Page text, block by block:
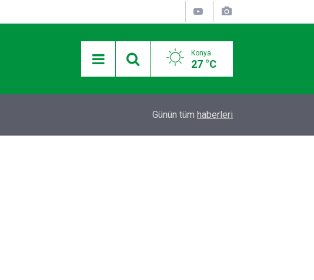
Konya
27 °C
Otomobilde silahla başlarından vurulan 2
Günün tüm haberleri